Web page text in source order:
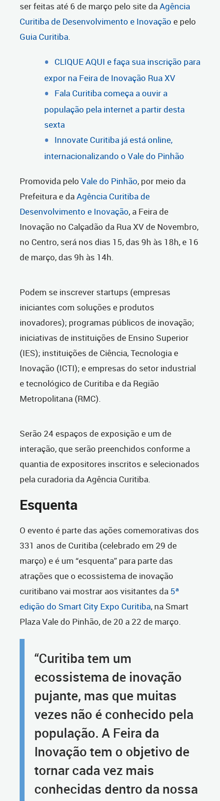
ser feitas até 6 de março pelo site daAgência
Curitiba de Desenvolvimento e Inovação e pelo
Guia Curitiba.
CLIQUE AQUI e faça sua inscrição para
expor na Feira de Inovação Rua XV
Fala Curitiba começa a ouvir a
população pela internet a partir desta
sexta
Innovate Curitiba já está online,
internacionalizando o Vale do Pinhão
Promovida pelo Vale do Pinhão, por meio da
Prefeitura e daAgência Curitiba de
Desenvolvimento e Inovação, a Feira de
Inovação no Calçadão da Rua XV de Novembro,
no Centro, será nos dias 15, das 9h às 18h, e 16
de março, das 9h às 14h.
Podem se inscrever startups (empresas
iniciantes com soluções e produtos
inovadores); programas públicos de inovação;
iniciativas de instituições de Ensino Superior
(IES); instituições de Ciência, Tecnologia e
Inovação (ICTI); e empresas do setor industrial
e tecnológico de Curitiba e da Região
Metropolitana (RMC).
Serão 24 espaços de exposição e um de
interação, que serão preenchidos conforme a
quantia de expositores inscritos e selecionados
pela curadoria da Agência Curitiba.
Esquenta
O evento é parte das ações comemorativas dos
331 anos de Curitiba (celebrado em 29 de
março) e é um “esquenta” para parte das
atrações que o ecossistema de inovação
curitibano vai mostrar aos visitantes da 5ª
edição do Smart City Expo Curitiba, na Smart
Plaza Vale do Pinhão, de 20 a 22 de março.
“Curitiba tem um
ecossistema de inovação
pujante, mas que muitas
vezes não é conhecido pela
população. A Feira da
Inovação tem o objetivo de
tornar cada vez mais
conhecidas dentro da nossa